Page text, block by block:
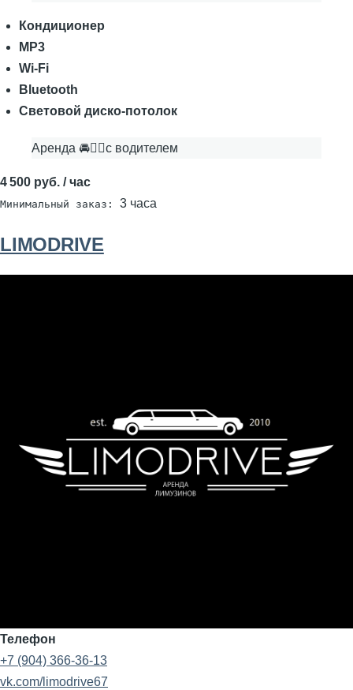
Кондиционер
MP3
Wi-Fi
Bluetooth
Световой диско-потолок
Аренда 🚘👨‍✈с водителем
4 500 руб. / час
Минимальный заказ: 3 часа
LIMODRIVE
Телефон
+7 (904) 366-36-13
vk.com/limodrive67